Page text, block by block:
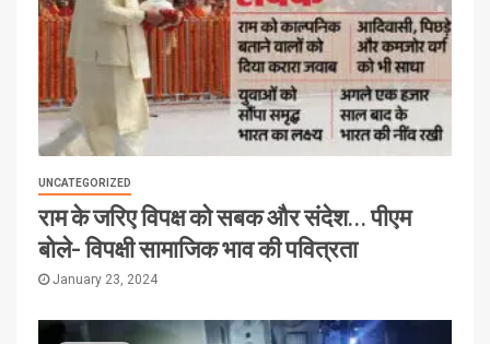
UNCATEGORIZED
राम के जरिए विपक्ष को सबक और संदेश… पीएम
बोले- विपक्षी सामाजिक भाव की पवित्रता
January 23, 2024